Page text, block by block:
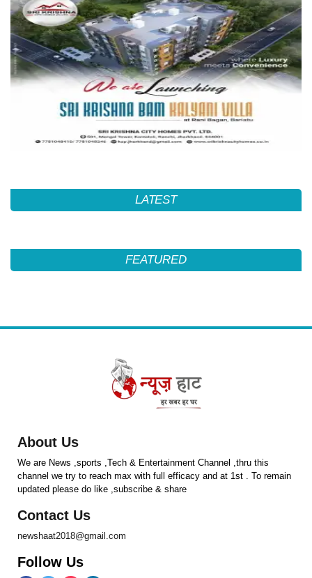
LATEST
FEATURED
About Us
We are News ,sports ,Tech & Entertainment Channel ,thru this
channel we try to reach max with full efficacy and at 1st . To remain
updated please do like ,subscribe & share
Contact Us
newshaat2018@gmail.com
Follow Us